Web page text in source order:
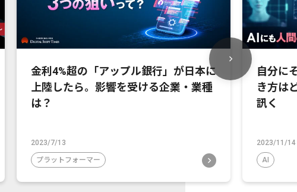
金利4%超の「アップル銀行」が日本に
上陸したら。影響を受ける企業・業種
は？
2023/7/13
プラットフォーマー
自分に
き方は
訊く
2023/11/14
AI